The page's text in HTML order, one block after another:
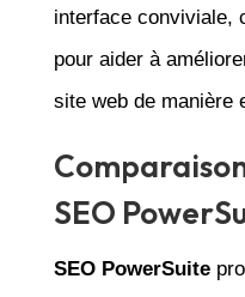
interface conviviale,
pour aider à
site web de manière
SEO
SEO PowerSuite